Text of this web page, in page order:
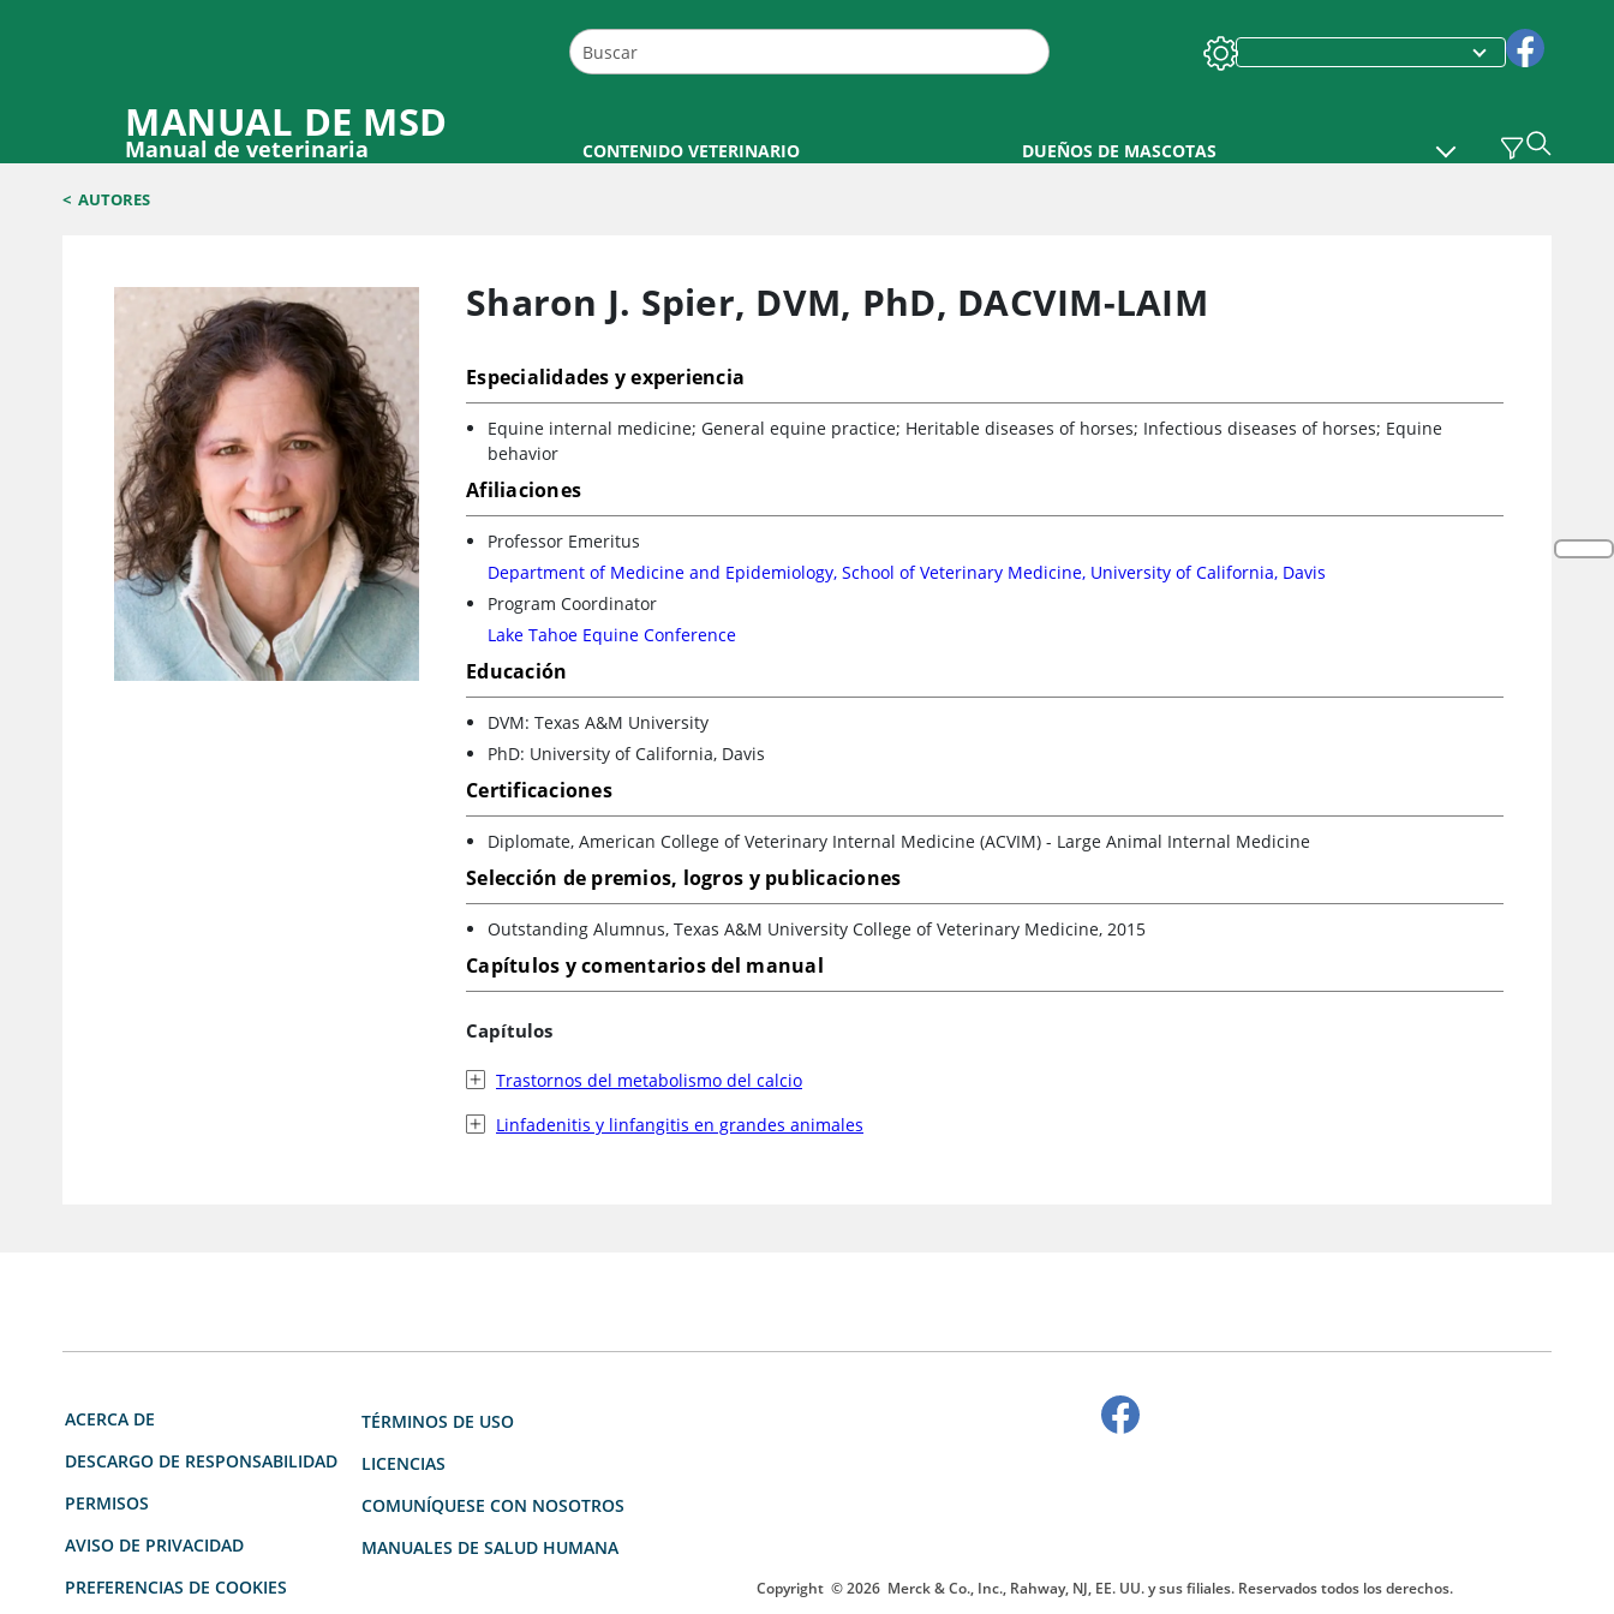
MANUAL DE MSD
Manual de veterinaria CONTENIDO VETERINARIO DUEÑOS DE MASCOTAS
< AUTORES
Sharon J. Spier, DVM, PhD, DACVIM-LAIM
Especialidades y experiencia
Equine internal medicine; General equine practice; Heritable diseases of horses; Infectious diseases of horses; Equine
behavior
Afiliaciones
Professor Emeritus
Department of Medicine and Epidemiology, School of Veterinary Medicine, University of California, Davis
Program Coordinator
Lake Tahoe Equine Conference
Educación
DVM: Texas A&M University
PhD: University of California, Davis
Certificaciones
Diplomate, American College of Veterinary Internal Medicine (ACVIM) - Large Animal Internal Medicine
Selección de premios, logros y publicaciones
Outstanding Alumnus, Texas A&M University College of Veterinary Medicine, 2015
Capítulos y comentarios del manual
Capítulos
Trastornos del metabolismo del calcio
Linfadenitis y linfangitis en grandes animales
ACERCA DE
DESCARGO DE RESPONSABILIDAD
PERMISOS
AVISO DE PRIVACIDAD
PREFERENCIAS DE COOKIES
TÉRMINOS DE USO
LICENCIAS
COMUNÍQUESE CON NOSOTROS
MANUALES DE SALUD HUMANA
Copyright © 2026 Merck & Co., Inc., Rahway, NJ, EE. UU. y sus filiales. Reservados todos los derechos.